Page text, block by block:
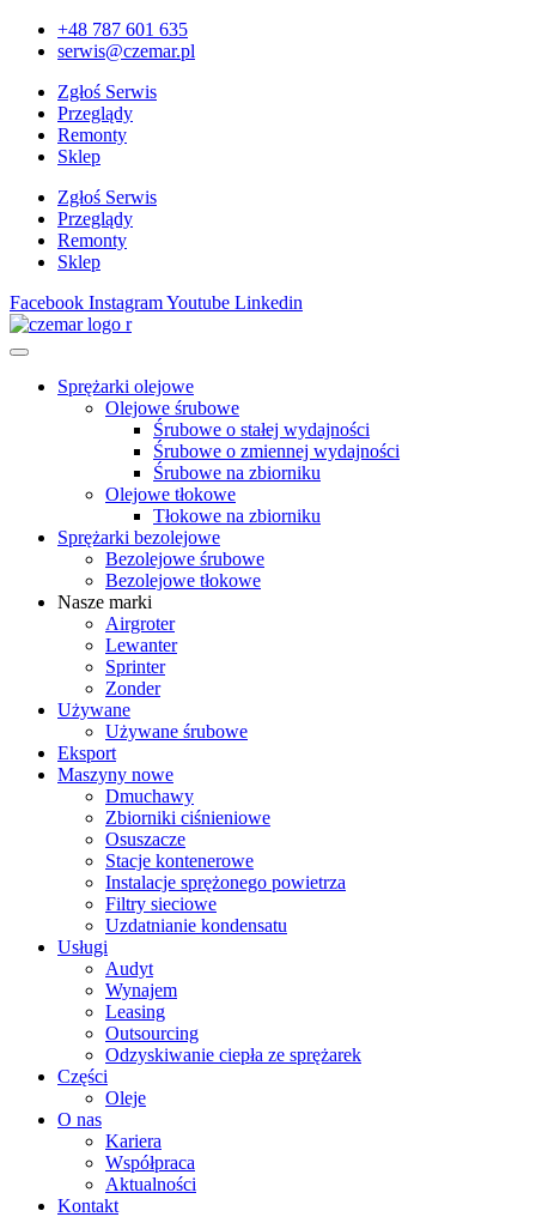
+48 787 601 635
serwis@czemar.pl
Zgłoś Serwis
Przeglądy
Remonty
Sklep
Zgłoś Serwis
Przeglądy
Remonty
Sklep
Facebook InstagramYoutube Linkedin
Sprężarki olejowe
Olejowe śrubowe
Śrubowe o stałej wydajności
Śrubowe o zmiennej wydajności
Śrubowe na zbiorniku
Olejowe tłokowe
Tłokowe na zbiorniku
Sprężarki bezolejowe
Bezolejowe śrubowe
Bezolejowe tłokowe
Nasze marki
Airgroter
Lewanter
Sprinter
Zonder
Używane
Używane śrubowe
Eksport
Maszyny nowe
Dmuchawy
Zbiorniki ciśnieniowe
Osuszacze
Stacje kontenerowe
Instalacje sprężonego powietrza
Filtry sieciowe
Uzdatnianie kondensatu
Usługi
Audyt
Wynajem
Leasing
Outsourcing
Odzyskiwanie ciepła ze sprężarek
Części
Oleje
O nas
Kariera
Współpraca
Aktualności
Kontakt